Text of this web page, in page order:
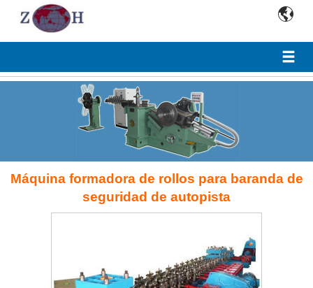

Máquina formadora de rollos para baranda de
seguridad de autopista